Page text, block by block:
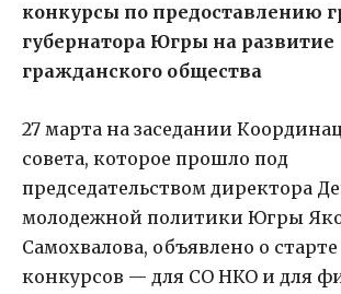
конкурсы по предоставлению
губернатора Югры на развитие
гражданского общества
27 марта на заседании
совета, которое прошло под
председательством директора
молодежной политики Югры
Самохвалова, объявлено о старте
конкурсов — для СО НКО и для